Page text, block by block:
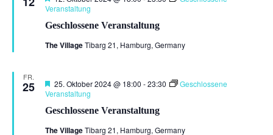
Geschlossene Veranstaltung
Veranstaltung
The VillageTibarg 21, Hamburg, Germany
FR.
25
Geschlossene Veranstaltung
Hervorgehoben
25. Oktober 2024 @ 18:00 -23:30
Geschlossene
Veranstaltung
The VillageTibarg 21, Hamburg, Germany